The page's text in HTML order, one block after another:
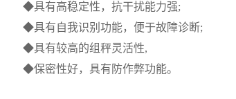
◆具有高稳定性，抗干扰能力强;
◆具有自我识别功能，便于故障诊断;
◆具有较高的组秤灵活性,
◆保密性好，具有防作弊功能。